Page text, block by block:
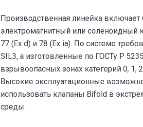
Производственная линейка
электромагнитный или соленоидный
77 (Ех d) и 78 (Ех ia). По системе
SIL3, а изготовленные по ГОСТу Р
взрывоопасных зонах категорий 0,
Высокие эксплуатационные
использовать клапаны Bifold в
среды.